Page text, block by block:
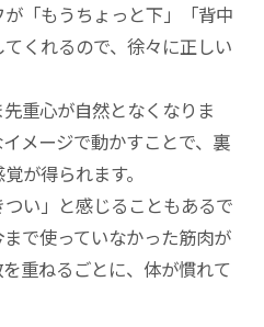
「もうちょっと下」「背中
くれるので、徐々に正しい
重心が自然となくなりま
メージで動かすことで、裏
が得られます。
い」と感じることもあるで
で使っていなかった筋肉が
重ねるごとに、体が慣れて